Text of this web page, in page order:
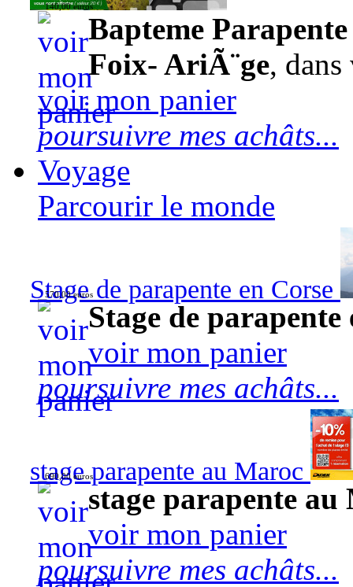
140,00 euros
Bapteme
Foix- AriÃ¨ge,
voir mon panier
poursuivre mes achâts...
Voyage
Parcourir le monde
Stage de parapente en Corse
570,00 euros
Stage de
voir mon panier
poursuivre mes achâts...
stage parapente au Maroc
690,00 euros
stage parapente
voir mon panier
poursuivre mes achâts...